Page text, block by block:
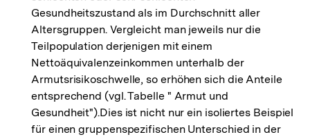
Gesundheitszustand als im Durchschnitt aller
Altersgruppen. Vergleicht man jeweils nur die
Teilpopulation derjenigen mit einem
Nettoäquivalenzeinkommen unterhalb der
Armutsrisikoschwelle, so erhöhen sich die Anteile
entsprechend (vgl. Tabelle " Armut und
Gesundheit").Dies ist nicht nur ein isoliertes Beispiel
für einen gruppenspezifischen Unterschied in der